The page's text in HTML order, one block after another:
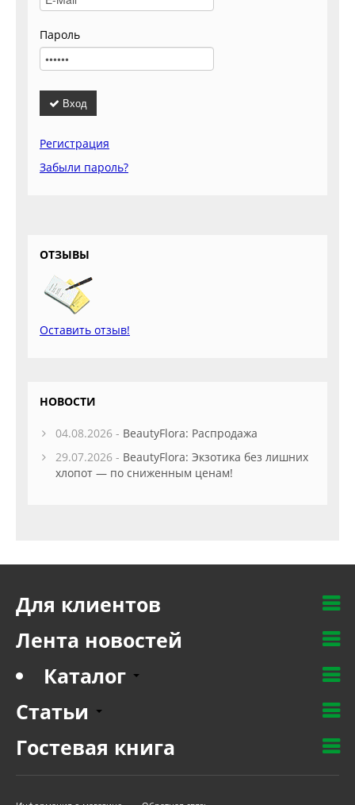
Пароль
Вход
Регистрация
Забыли пароль?
ОТЗЫВЫ
Оставить отзыв!
НОВОСТИ
04.08.2026 - BeautyFlora: Распродажа
29.07.2026 - BeautyFlora: Экзотика без лишних
хлопот — по сниженным ценам!
Для клиентов
Лента новостей
Каталог
Статьи
Гостевая книга